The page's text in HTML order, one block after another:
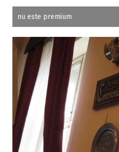
nu este premium